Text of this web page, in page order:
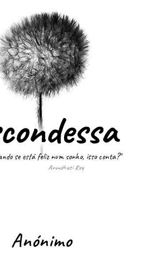
se está feliz num sonho, isso conta?"
Arundhati Roy
Anónimo